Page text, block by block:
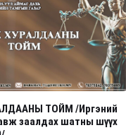
ТОЙМ /Иргэний
заалдах шатны шүүх